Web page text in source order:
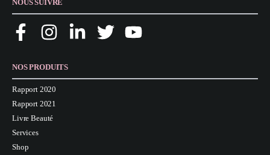
NOUS SUIVRE
NOS PRODUITS
Rapport 2020
Rapport 2021
Livre Beauté
Services
Shop